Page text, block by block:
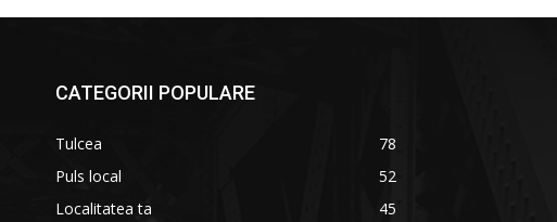
CATEGORII POPULARE
Tulcea
78
Puls local
52
Localitatea ta
45